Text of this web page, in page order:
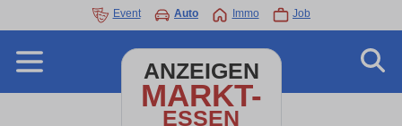
Event Auto Immo Job
ANZEIGEN
MARKT-
ESSEN